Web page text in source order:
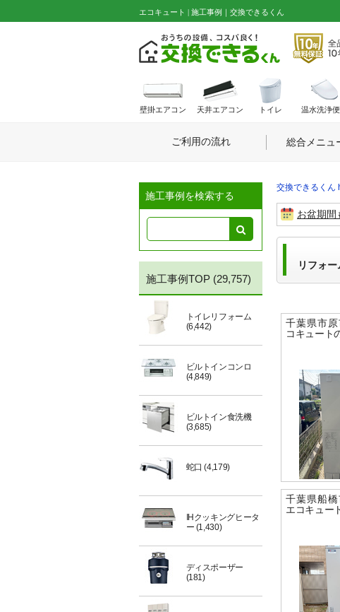
エコキュート | 施工事例｜交換できるくん
施工事例を検索する
施工事例TOP (29,757)
トイレリフォーム
(6,442)
ビルトインコンロ
(4,849)
ビルトイン食洗機
(3,685)
蛇口 (4,179)
IHクッキングヒータ
ー (1,430)
ディスポーザー
(181)
交換できるくん
お盆期間
リフォ
千葉県市
コキュート
千葉県船
エコキュー
壁掛エアコン 天井エアコン トイレ 温水洗浄
ご利用の流れ 総合メニュ